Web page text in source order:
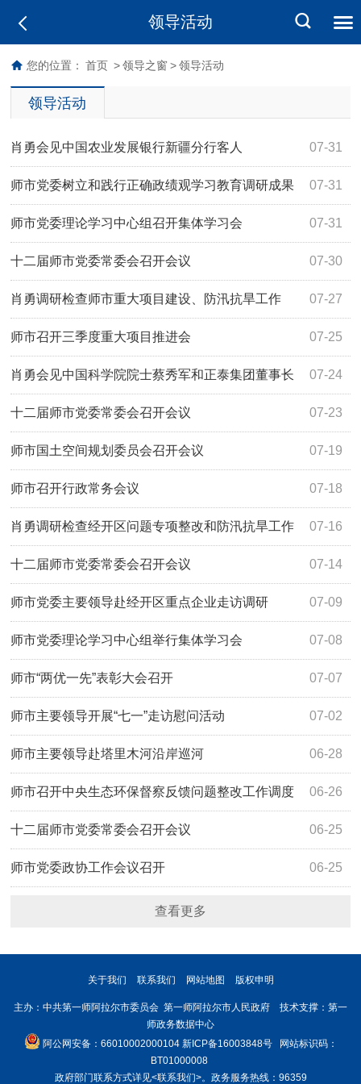
领导活动
您的位置： 首页 > 领导之窗 > 领导活动
领导活动
07-31
肖勇会见中国农业发展银行新疆分行客人
07-31
师市党委树立和践行正确政绩观学习教育调研成果
交流会召开 07-31
师市党委理论学习中心组召开集体学习会
07-30
十二届师市党委常委会召开会议
07-27
肖勇调研检查师市重大项目建设、防汛抗旱工作
07-25
师市召开三季度重大项目推进会
07-24
肖勇会见中国科学院院士蔡秀军和正泰集团董事长
南存辉 07-23
十二届师市党委常委会召开会议
07-19
师市国土空间规划委员会召开会议
07-18
师市召开行政常务会议
07-16
肖勇调研检查经开区问题专项整改和防汛抗旱工作
07-14
十二届师市党委常委会召开会议
07-09
师市党委主要领导赴经开区重点企业走访调研
07-08
师市党委理论学习中心组举行集体学习会
07-07
师市“两优一先”表彰大会召开
07-02
师市主要领导开展“七一”走访慰问活动
06-28
师市主要领导赴塔里木河沿岸巡河
06-26
师市召开中央生态环保督察反馈问题整改工作调度
推进会 06-25
十二届师市党委常委会召开会议
06-25
师市党委政协工作会议召开
查看更多
关于我们 联系我们 网站地图 版权申明
主办：中共第一师阿拉尔市委员会 第一师阿拉尔市人民政府 技术支撑：第一
师政务数据中心
阿公网安备：66010002000104 新ICP备16003848号网站标识码：
BT01000008
政府部门联系方式详见<联系我们>。政务服务热线：96359